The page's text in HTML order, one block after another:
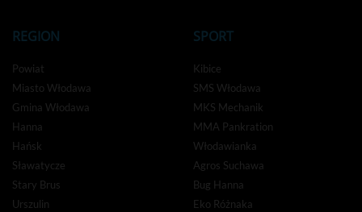
REGION
Powiat
Miasto Włodawa
Gmina Włodawa
Hanna
Hańsk
Sławatycze
Stary Brus
Urszulin
SPORT
Kibice
SMS Włodawa
MKS Mechanik
MMA Pankration
Włodawianka
Agros Suchawa
Bug Hanna
Eko Różnaka